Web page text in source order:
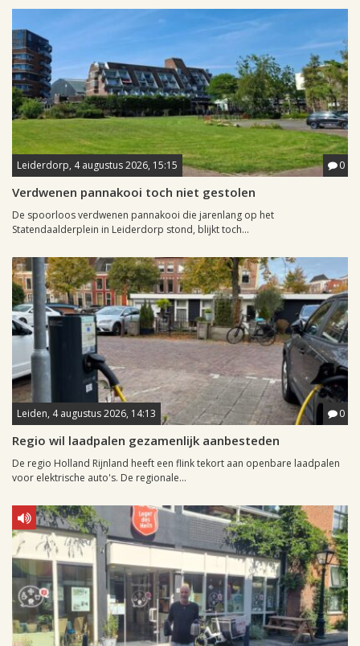
Leiderdorp, 4 augustus 2026, 15:15 0
Verdwenen pannakooi toch niet gestolen
De spoorloos verdwenen pannakooi die jarenlang op het
Statendaalderplein in Leiderdorp stond, blijkt toch...
Leiden, 4 augustus 2026, 14:13 0
Regio wil laadpalen gezamenlijk aanbesteden
De regio Holland Rijnland heeft een flink tekort aan openbare laadpalen
voor elektrische auto's. De regionale...